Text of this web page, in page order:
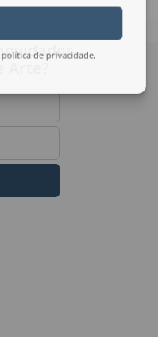
política de privacidade.
Arte?